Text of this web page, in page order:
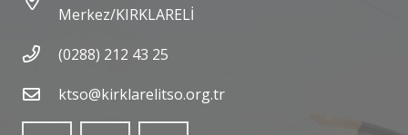
Merkez/KIRKLARELİ
(0288) 212 43 25
ktso@kirklarelitso.org.tr